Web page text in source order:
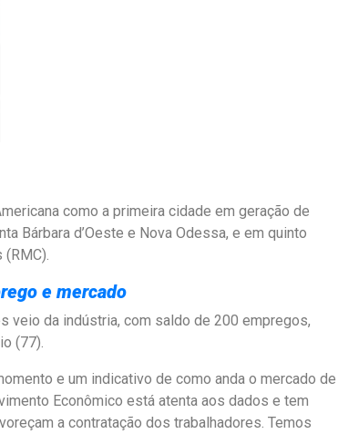
como a primeira cidade em geração de
Bárbara d’Oeste e Nova Odessa, e em quinto
e mercado
veio da indústria, com saldo de 200 empregos,
(77).
e um indicativo de como anda o mercado de
Econômico está atenta aos dados e tem
a contratação dos trabalhadores. Temos